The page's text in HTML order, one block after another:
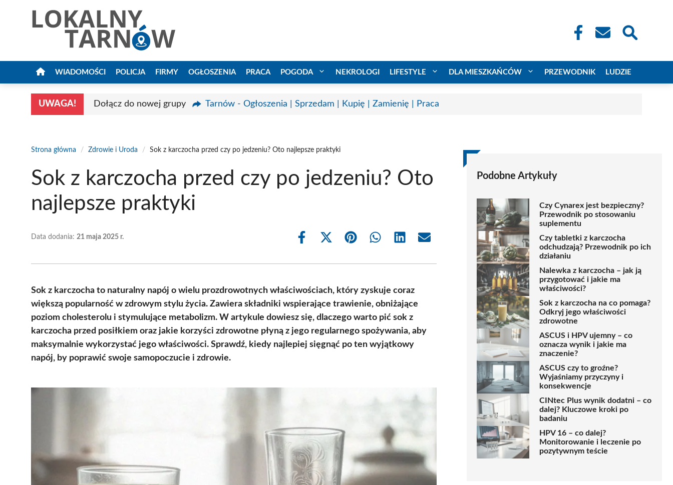
WIADOMOŚCI POLICJA FIRMY OGŁOSZENIA PRACA POGODA NEKROLOGI LIFESTYLE DLA MIESZKAŃCÓW PRZEWODNIK LUDZIE
UWAGA! Dołącz do nowej grupy Tarnów - Ogłoszenia | Sprzedam | Kupię | Zamienię | Praca
Strona główna / Zdrowie i Uroda / Sok z karczocha przed czy po jedzeniu? Oto najlepsze praktyki
Sok z karczocha przed czy po jedzeniu? Oto
najlepsze praktyki
Data dodania: 21 maja 2025 r.
Share
Share
(Twitter)
Share Share Share Share
Sok z karczocha to naturalny napój o wielu prozdrowotnych właściwościach, który zyskuje coraz
większą popularność w zdrowym stylu życia. Zawiera składniki wspierające trawienie, obniżające
poziom cholesterolu i stymulujące metabolizm. W artykule dowiesz się, dlaczego warto pić sok z
karczocha przed posiłkiem oraz jakie korzyści zdrowotne płyną z jego regularnego spożywania, aby
maksymalnie wykorzystać jego właściwości. Sprawdź, kiedy najlepiej sięgnąć po ten wyjątkowy
napój, by poprawić swoje samopoczucie i zdrowie.
Podobne Artykuły
Czy Cynarex jest bezpieczny?
Przewodnik po stosowaniu
suplementu
Czy tabletki z karczocha
odchudzają? Przewodnik po ich
działaniu
Nalewka z karczocha – jak ją
przygotować i jakie ma
właściwości?
Sok z karczocha na co pomaga?
Odkryj jego właściwości
zdrowotne
ASCUS i HPV ujemny – co
oznacza wynik i jakie ma
znaczenie?
ASCUS czy to groźne?
Wyjaśniamy przyczyny i
konsekwencje
CINtec Plus wynik dodatni – co
dalej? Kluczowe kroki po
badaniu
HPV 16 – co dalej?
Monitorowanie i leczenie po
pozytywnym teście